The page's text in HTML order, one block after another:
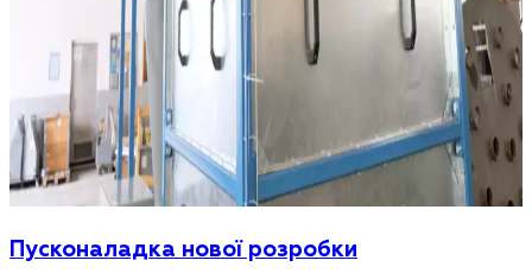
Пусконаладка нової розробки